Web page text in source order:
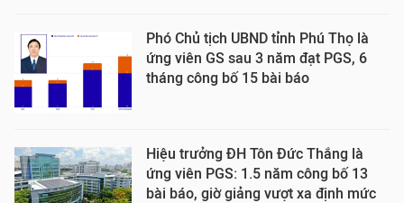
Phó Chủ tịch UBND tỉnh Phú Thọ là
ứng viên GS sau 3 năm đạt PGS, 6
tháng công bố 15 bài báo
Hiệu trưởng ĐH Tôn Đức Thắng là
ứng viên PGS: 1.5 năm công bố 13
bài báo, giờ giảng vượt xa định mức